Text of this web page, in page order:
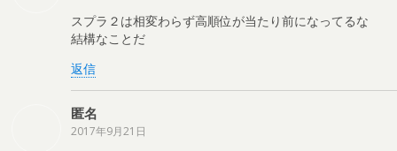
スプラ２は相変わらず高順位が当たり前になってるな
結構なことだ
返信
匿名
2017年9月21日